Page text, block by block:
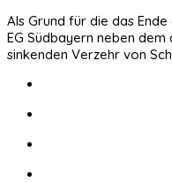
Als Grund für die das
EG Südbayern neben
sinkenden Verzehr von